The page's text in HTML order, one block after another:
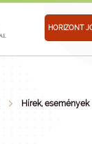
HORIZONT
Hírek, események